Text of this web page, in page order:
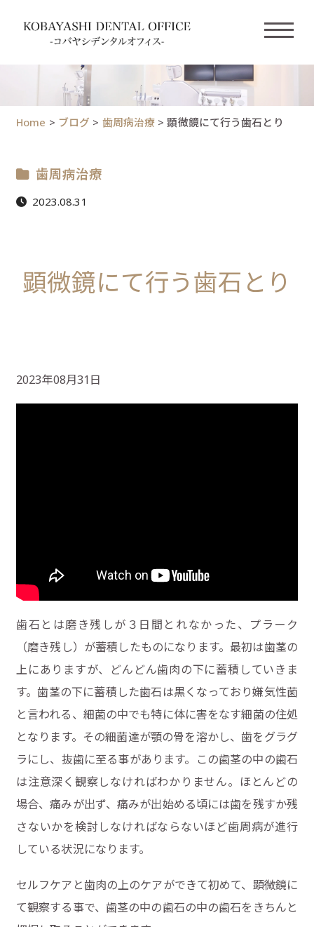
Home > ブログ > 歯周病治療 >顕微鏡にて行う歯石とり
歯周病治療
2023.08.31
顕微鏡にて行う歯石とり
2023年08月31日
歯石とは磨き残しが３日間とれなかった、プラーク
（磨き残し）が蓄積したものになります。最初は歯茎の
上にありますが、どんどん歯肉の下に蓄積していきま
す。歯茎の下に蓄積した歯石は黒くなっており嫌気性菌
と言われる、細菌の中でも特に体に害をなす細菌の住処
となります。その細菌達が顎の骨を溶かし、歯をグラグ
ラにし、抜歯に至る事があります。この歯茎の中の歯石
は注意深く観察しなければわかりません。ほとんどの
場合、痛みが出ず、痛みが出始める頃には歯を残すか残
さないかを検討しなければならないほど歯周病が進行
している状況になります。
セルフケアと歯肉の上のケアができて初めて、顕微鏡に
て観察する事で、歯茎の中の歯石の中の歯石をきちんと